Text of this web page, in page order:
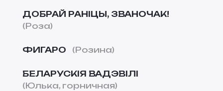
ДОБРАЙ РАНІЦЫ, ЗВАНОЧАК!
Роза
ФИГАРО Розина
БЕЛАРУСКІЯ ВАДЭВІЛІ
Юлька, горничная